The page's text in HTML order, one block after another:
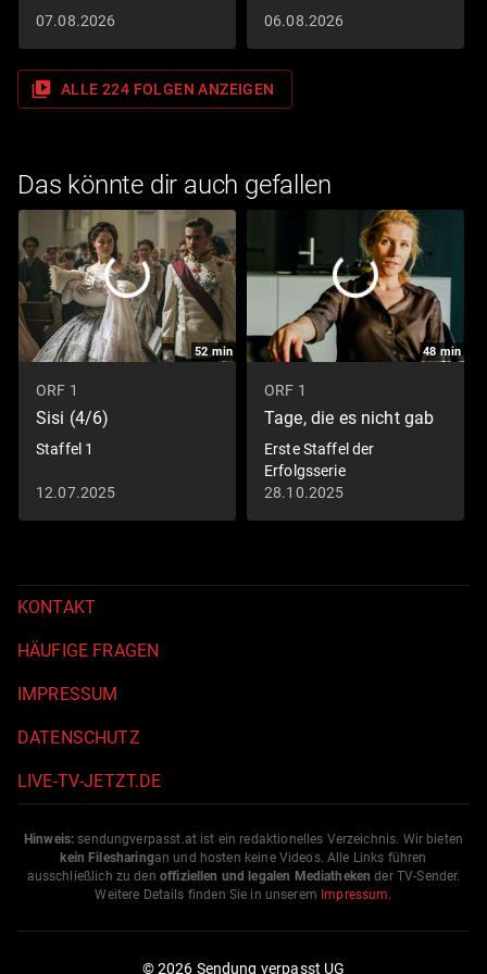
07.08.2026 06.08.2026
video_library ALLE 224 FOLGEN ANZEIGEN
Das könnte dir auch gefallen
52 min
ORF 1
Sisi (4/6)
Staffel 1
12.07.2025
48min
ORF 1
Tage, die es nicht gab
Erste Staffel der
Erfolgsserie
28.10.2025
KONTAKT
HÄUFIGE FRAGEN
IMPRESSUM
DATENSCHUTZ
LIVE-TV-JETZT.DE
Hinweis: sendungverpasst.at ist ein redaktionelles Verzeichnis. Wir bieten
kein Filesharingan und hosten keine Videos. Alle Links führen
ausschließlich zu den offiziellen und legalen Mediatheken der TV-Sender.
Weitere Details finden Sie in unserem Impressum.
© 2026 Sendung verpasst UG